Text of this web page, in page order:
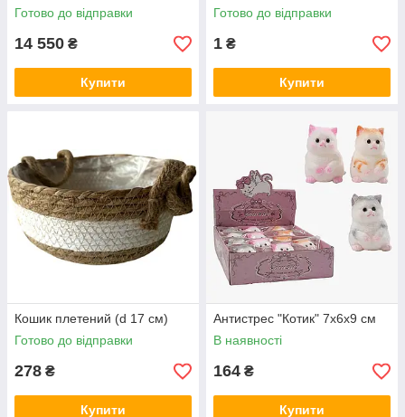
Готово до відправки
14 550 ₴
Купити
Готово до відправки
1 ₴
Купити
Кошик плетений (d 17 см)
Готово до відправки
278 ₴
Купити
Антистрес "Котик" 7х6х9 см
В наявності
164 ₴
Купити